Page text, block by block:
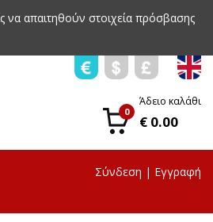
να απαιτηθούν στοιχεία πρόσβασης
0
Άδειο καλάθι
€ 0.00
Σύνδεση | Εγγραφή